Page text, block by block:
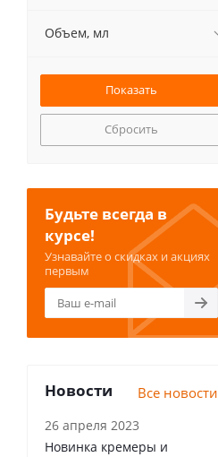
Объем, мл
Сбросить
Будьте всегда в
курсе!
Узнавайте о скидках и акциях
первым
Новости Все новости
26 апреля 2023
Новинка кремеры и